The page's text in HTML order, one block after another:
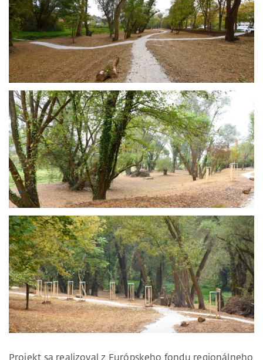
Projekt sa realizoval z Európskeho fondu regionálneho